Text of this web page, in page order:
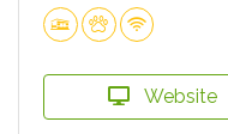
Website